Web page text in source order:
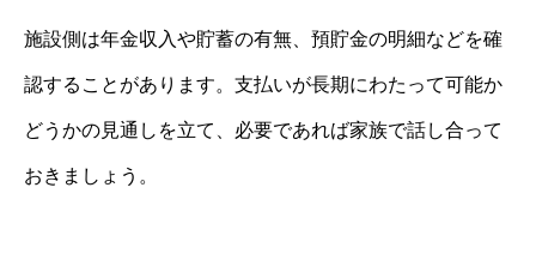
施設側は年金収入や貯蓄の有無、預貯金の明細などを確
認することがあります。支払いが長期にわたって可能か
どうかの見通しを立て、必要であれば家族で話し合って
おきましょう。